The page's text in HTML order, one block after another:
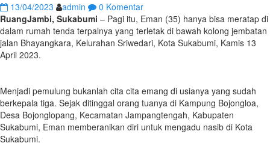
13/04/2023 admin
0 Komentar
RuangJambi, Sukabumi – Pagi itu, Eman (35) hanya bisa meratap di
dalam rumah tenda terpalnya yang terletak di bawah kolong jembatan
jalan Bhayangkara, Kelurahan Sriwedari, Kota Sukabumi, Kamis 13
April 2023.
Menjadi pemulung bukanlah cita cita emang di usianya yang sudah
berkepala tiga. Sejak ditinggal orang tuanya di Kampung Bojongloa,
Desa Bojonglopang, Kecamatan Jampangtengah, Kabupaten
Sukabumi, Eman memberanikan diri untuk mengadu nasib di Kota
Sukabumi.